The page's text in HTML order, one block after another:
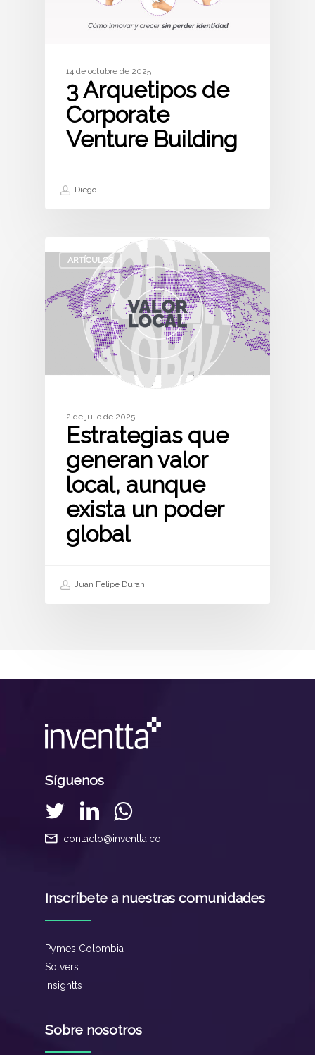
14 de octubre de 2025
3 Arquetipos de
Corporate
Venture Building
Diego
ARTÍCULOS
2 de julio de 2025
Estrategias que
generan valor
local, aunque
exista un poder
global
Juan Felipe Duran
Síguenos
contacto@inventta.co
Inscríbete a nuestras comunidades
Pymes Colombia
Solvers
Insightts
Sobre nosotros